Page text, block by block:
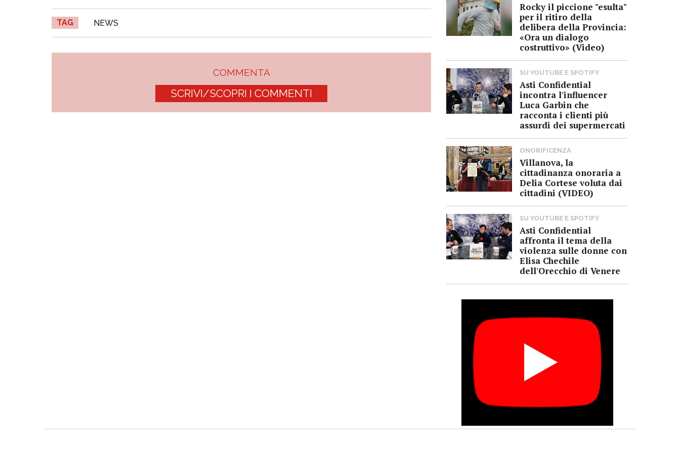
TAG NEWS
COMMENTA
SCRIVI/SCOPRI I COMMENTI
Rocky il piccione "esulta"
per il ritiro della
delibera della Provincia:
«Ora un dialogo
costruttivo» (Video)
SU YOUTUBE E SPOTIFY
Asti Confidential
incontra l'influencer
Luca Garbin che
racconta i clienti più
assurdi dei supermercati
ONORIFICENZA
Villanova, la
cittadinanza onoraria a
Delia Cortese voluta dai
cittadini (VIDEO)
SU YOUTUBE E SPOTIFY
Asti Confidential
affronta il tema della
violenza sulle donne con
Elisa Chechile
dell'Orecchio di Venere